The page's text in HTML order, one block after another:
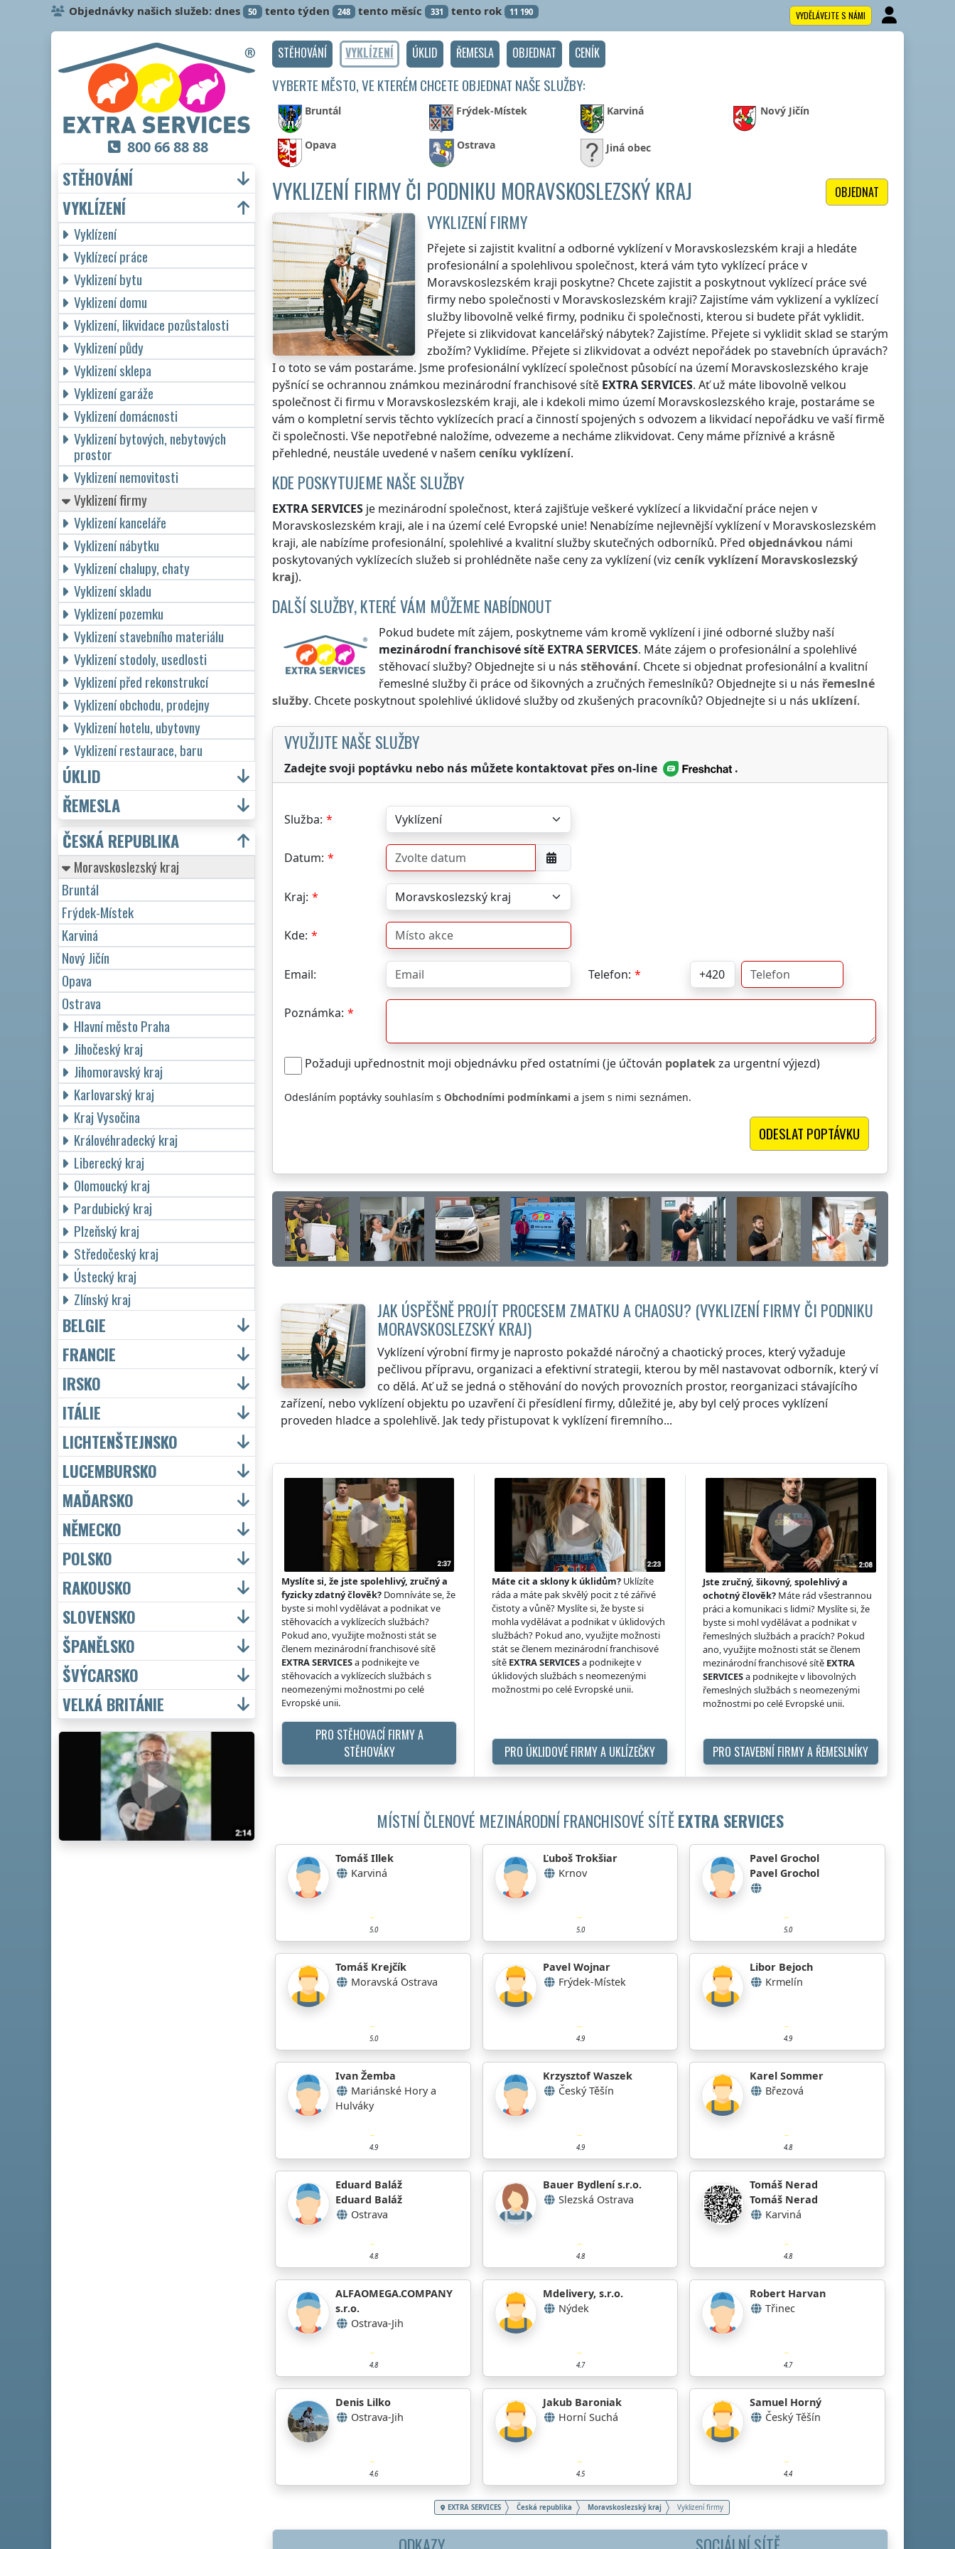
Objednávky našich služeb: dnes 50 tento týden 248 tento měsíc 331 tento rok 11 190 VYDĚLÁVEJTE S NÁMI
STĚHOVÁNÍ VYKLÍZENÍ ÚKLID ŘEMESLA OBJEDNAT CENÍK
VYBERTE MĚSTO, VE KTERÉM CHCETE OBJEDNAT NAŠE SLUŽBY:
Bruntál Frýdek-Místek Karviná Nový Jičín
Opava Ostrava Jiná obec
OBJEDNAT
VYKLIZENÍ FIRMY ČI PODNIKU MORAVSKOSLEZSKÝ KRAJ
VYKLIZENÍ FIRMY
Přejete si zajistit kvalitní a odborné vyklízenív Moravskoslezském kraji a hledáte
profesionální a spolehlivou společnost, která vám tyto vyklízecí prácev
Moravskoslezském kraji poskytne? Chcete zajistit a poskytnout vyklízecí práce své
firmy nebo společnosti v Moravskoslezském kraji? Zajistíme vám vyklizení a vyklízecí
služby libovolně velké firmy, podniku či společnosti, kterou si budete přát vyklidit.
Přejete si zlikvidovat kancelářský nábytek? Zajistíme. Přejete si vyklidit sklad se starým
zbožím? Vyklidíme. Přejete si zlikvidovat a odvézt nepořádek po stavebních úpravách?
I o toto se vám postaráme. Jsme profesionální vyklízecí společnost působící na územíMoravskoslezského kraje
pyšnící se ochrannou známkou mezinárodní franchisové sítě EXTRA SERVICES. Ať už máte libovolně velkou
společnost či firmu v Moravskoslezském kraji, ale i kdekoli mimo území Moravskoslezského kraje, postaráme se
vám o kompletní servis těchto vyklízecích prací a činností spojených s odvozem a likvidací nepořádku ve vaší firmě
či společnosti. Vše nepotřebné naložíme, odvezeme a necháme zlikvidovat. Ceny máme příznivé a krásně
přehledné, neustále uvedené v našem ceníku vyklízení.
KDE POSKYTUJEME NAŠE SLUŽBY
EXTRA SERVICES je mezinárodní společnost, která zajišťuje veškeré vyklízecí a likvidační práce nejen v
Moravskoslezském kraji, ale i na území celé Evropské unie! Nenabízíme nejlevnější vyklízenív Moravskoslezském
kraji, ale nabízíme profesionální, spolehlivé a kvalitní služby skutečných odborníků. Před objednávkou námi
poskytovaných vyklízecích služeb si prohlédněte naše ceny za vyklízení (viz ceníkvyklízení Moravskoslezský
kraj).
DALŠÍ SLUŽBY, KTERÉ VÁM MŮŽEME NABÍDNOUT
Pokud budete mít zájem, poskytneme vám kromě vyklízení i jiné odborné služby naší
mezinárodní franchisové sítě EXTRA SERVICES. Máte zájem o profesionální a spolehlivé
stěhovací služby? Objednejte si u nás stěhování. Chcete si objednat profesionální a kvalitní
řemeslné služby či práce od šikovných a zručných řemeslníků? Objednejte si u nás řemeslné
služby. Chcete poskytnout spolehlivé úklidové služby od zkušených pracovníků? Objednejte si u nás uklízení.
VYUŽIJTE NAŠE SLUŽBY
Zadejte svoji poptávku nebo nás můžete kontaktovat přes on-line .
Služba:
Datum:
Kraj:
Kde:
Email: Telefon:
Poznámka:
Požaduji upřednostnit moji objednávku před ostatními (je účtován poplatekza urgentní výjezd)
Odesláním poptávky souhlasím s Obchodními podmínkami a jsem s nimi seznámen.
JAK ÚSPĚŠNĚ PROJÍT PROCESEM ZMATKU A CHAOSU? (VYKLIZENÍ FIRMY ČI PODNIKU
MORAVSKOSLEZSKÝ KRAJ)
Vyklízení výrobní firmy je naprosto pokaždé náročný a chaotický proces, který vyžaduje
pečlivou přípravu, organizaci a efektivní strategii, kterou by měl nastavovat odborník, který ví
co dělá. Ať už se jedná o stěhování do nových provozních prostor, reorganizaci stávajícího
zařízení, nebo vyklízení objektu po uzavření či přesídlení firmy, důležité je, aby byl celý proces vyklízení
proveden hladce a spolehlivě. Jak tedy přistupovat k vyklízení firemního...
Myslíte si, že jste spolehlivý, zručný a
fyzicky zdatný člověk? Domníváte se, že
byste si mohl vydělávat a podnikat ve
stěhovacích a vyklízecích službách?
Pokud ano, využijte možnosti stát se
členem mezinárodní franchisové sítě
EXTRA SERVICESa podnikejte ve
stěhovacích a vyklízecích službách s
neomezenými možnostmi po celé
Evropské unii.
PRO STĚHOVACÍ FIRMY A
STĚHOVÁKY
Máte cit a sklony k úklidům? Uklízíte
ráda a máte pak skvělý pocit z té zářivé
čistoty a vůně? Myslíte si, že byste si
mohla vydělávat a podnikat v úklidových
službách? Pokud ano, využijte možnosti
stát se členem mezinárodní franchisové
sítě EXTRA SERVICESa podnikejte v
úklidových službách s neomezenými
možnostmi po celé Evropské unii.
PRO ÚKLIDOVÉ FIRMY A UKLÍZEČKY
Jste zručný, šikovný, spolehlivý a
ochotný člověk?Máte rád všestrannou
práci a komunikaci s lidmi? Myslíte si, že
byste si mohl vydělávat a podnikat v
řemeslných službách a pracích? Pokud
ano, využijte možnosti stát se členem
mezinárodní franchisové sítě EXTRA
SERVICESa podnikejte v libovolných
řemeslných službách s neomezenými
možnostmi po celé Evropské unii.
PRO STAVEBNÍ FIRMY A ŘEMESLNÍKY
MÍSTNÍ ČLENOVÉ MEZINÁRODNÍ FRANCHISOVÉ SÍTĚEXTRA SERVICES
Tomáš Illek
Karviná
5.0
Ľuboš Trokšiar
Krnov
5.0
Pavel Grochol
Pavel Grochol
5.0
Tomáš Krejčík
Moravská Ostrava
5.0
Pavel Wojnar
Frýdek-Místek
4.9
Libor Bejoch
Krmelín
4.9
Ivan Žemba
Mariánské Hory a
Hulváky
4.9
Krzysztof Waszek
Český Těšín
4.9
Karel Sommer
Březová
4.8
Eduard Baláž
Eduard Baláž
Ostrava
4.8
Bauer Bydlení s.r.o.
Slezská Ostrava
4.8
Tomáš Nerad
Tomáš Nerad
Karviná
4.8
ALFAOMEGA.COMPANY
s.r.o.
Ostrava-Jih
4.8
Mdelivery, s.r.o.
Nýdek
4.7
Robert Harvan
Třinec
4.7
Denis Lilko
Ostrava-Jih
4.6
Jakub Baroniak
Horní Suchá
4.5
Samuel Horný
Český Těšín
4.4
EXTRA SERVICES Česká republika Moravskoslezský kraj Vyklizení firmy
800 66 88 88
STĚHOVÁNÍ
VYKLÍZENÍ
Vyklízení
Vyklízecí práce
Vyklizení bytu
Vyklizení domu
Vyklizení, likvidace pozůstalosti
Vyklizení půdy
Vyklizení sklepa
Vyklizení garáže
Vyklizení domácnosti
Vyklizení bytových, nebytových
prostor
Vyklizení nemovitosti
Vyklizení firmy
Vyklizení kanceláře
Vyklizení nábytku
Vyklizení chalupy, chaty
Vyklizení skladu
Vyklizení pozemku
Vyklizení stavebního materiálu
Vyklizení stodoly, usedlosti
Vyklizení před rekonstrukcí
Vyklizení obchodu, prodejny
Vyklizení hotelu, ubytovny
Vyklizení restaurace, baru
ÚKLID
ŘEMESLA
ČESKÁ REPUBLIKA
Moravskoslezský kraj
Bruntál
Frýdek-Místek
Karviná
Nový Jičín
Opava
Ostrava
Hlavní město Praha
Jihočeský kraj
Jihomoravský kraj
Karlovarský kraj
Kraj Vysočina
Královéhradecký kraj
Liberecký kraj
Olomoucký kraj
Pardubický kraj
Plzeňský kraj
Středočeský kraj
Ústecký kraj
Zlínský kraj
BELGIE
FRANCIE
IRSKO
ITÁLIE
LICHTENŠTEJNSKO
LUCEMBURSKO
MAĎARSKO
NĚMECKO
POLSKO
RAKOUSKO
SLOVENSKO
ŠPANĚLSKO
ŠVÝCARSKO
VELKÁ BRITÁNIE